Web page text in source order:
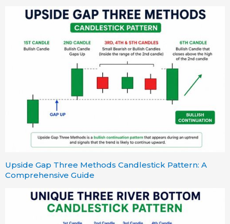
Upside Gap Three Methods Candlestick Pattern: A
Comprehensive Guide